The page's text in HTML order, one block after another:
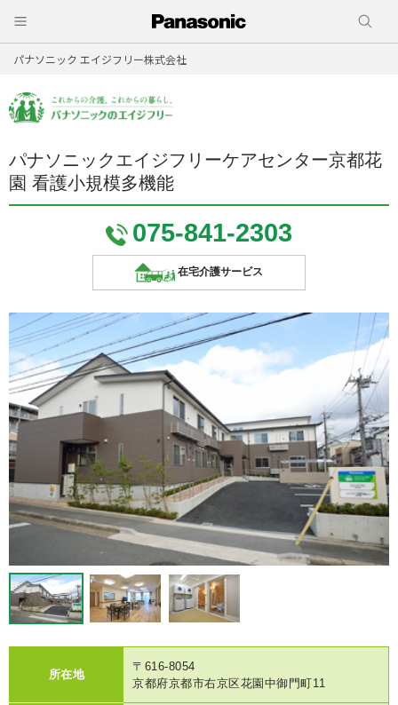
パナソニック エイジフリー株式会社
パナソニックエイジフリーケアセンター京都花
園 看護小規模多機能
075-841-2303
在宅介護サービス
所在地
〒616-8054
京都府京都市右京区花園中御門町11